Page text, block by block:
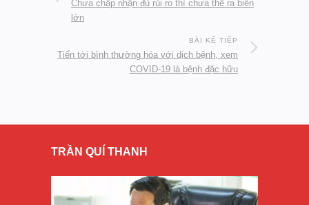
Chưa chấp nhận đủ rủi ro thì chưa thể ra biển
lớn
BÀI KẾ TIẾP
Tiến tới bình thường hóa với dịch bệnh, xem
COVID-19 là bệnh đặc hữu
TRẦN QUÍ THANH